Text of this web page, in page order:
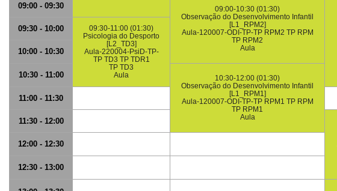
09:00 - 09:30
09:00-10:30 (01:30)
Observação do Desenvolvimento Infantil
[L1_RPM2]
Aula-120007-ODI-TP-TP RPM2 TP RPM
TP RPM2
Aula
09:30 - 10:00
09:30-11:00 (01:30)
Psicologia do Desporto
[L2_TD3]
Aula-220004-PsiD-TP-
TP TD3 TP TDR1
TP TD3
Aula
10:00 - 10:30
10:30 - 11:00
10:30-12:00 (01:30)
Observação do Desenvolvimento Infantil
[L1_RPM1]
Aula-120007-ODI-TP-TP RPM1 TP RPM
TP RPM1
Aula
11:00 - 11:30
11:30 - 12:00
12:00 - 12:30
12:30 - 13:00